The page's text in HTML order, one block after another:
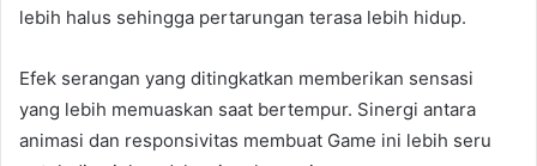
lebih halus sehingga pertarungan terasa lebih hidup.
Efek serangan yang ditingkatkan memberikan sensasi
yang lebih memuaskan saat bertempur. Sinergi antara
animasi dan responsivitas membuat Game ini lebih seru